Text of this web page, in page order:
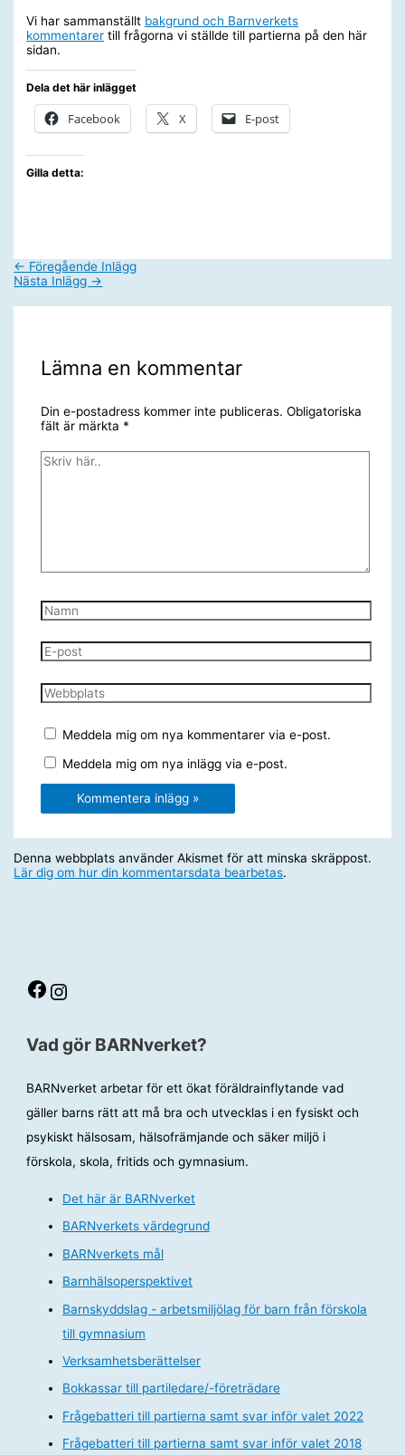
Vi har sammanställt bakgrund och Barnverkets
kommentarer till frågorna vi ställde till partierna på den här
sidan.
Dela det här inlägget
Facebook X E-post
Gilla detta:
← Föregående Inlägg
Nästa Inlägg →
Lämna en kommentar
Din e-postadress kommer inte publiceras. Obligatoriska
fält är märkta *
Skriv
Namn
E-
post
Webbplats
Meddela mig om nya kommentarer via e-post.
Meddela mig om nya inlägg via e-post.
Denna webbplats använder Akismet för att minska skräppost.
Lär dig om hur din kommentarsdata bearbetas.
Facebook Instagram
Vad gör BARNverket?
BARNverket arbetar för ett ökat föräldrainflytande vad
gäller barns rätt att må bra och utvecklas i en fysiskt och
psykiskt hälsosam, hälsofrämjande och säker miljö i
förskola, skola, fritids och gymnasium.
Det här är BARNverket
BARNverkets värdegrund
BARNverkets mål
Barnhälsoperspektivet
Barnskyddslag - arbetsmiljölag för barn från förskola
till gymnasium
Verksamhetsberättelser
Bokkassar till partiledare/-företrädare
Frågebatteri till partierna samt svar inför valet 2022
Frågebatteri till partierna samt svar inför valet 2018